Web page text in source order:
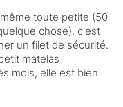
toute petite (50
chose), c'est
un filet de sécurité.
matelas
mois, elle est bien